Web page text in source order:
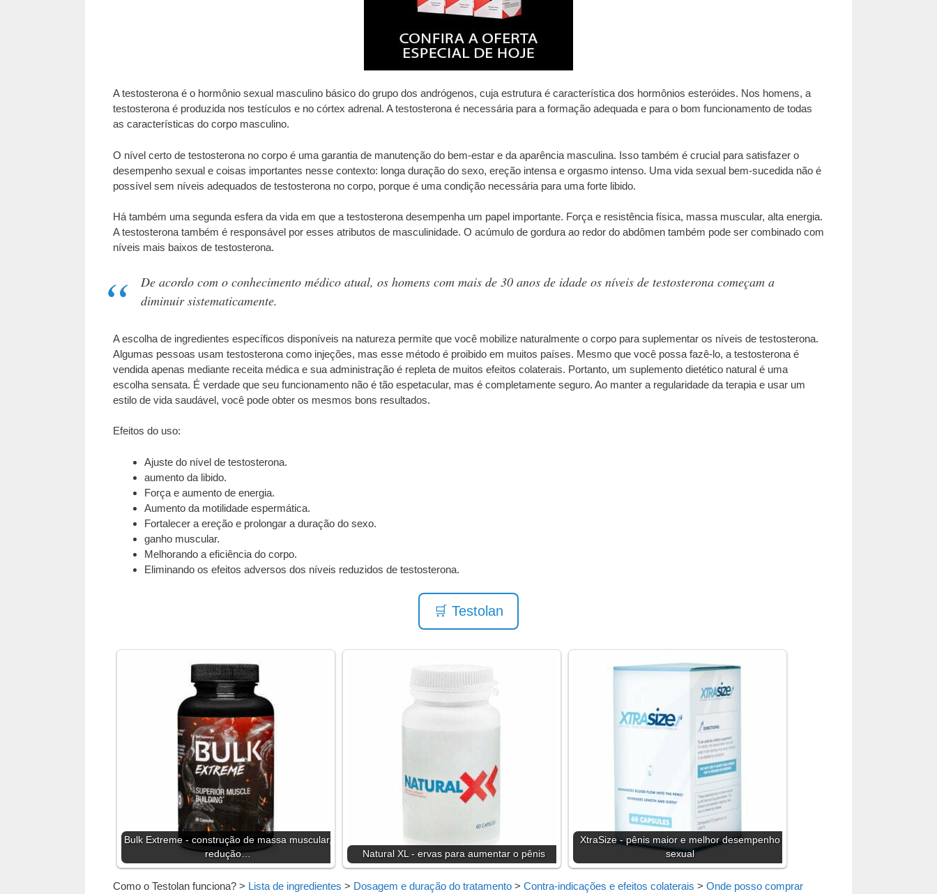
A testosterona é o hormônio sexual masculino básico do grupo dos andrógenos, cuja estrutura é característica dos hormônios esteróides. Nos homens, a
testosterona é produzida nos testículos e no córtex adrenal. A testosterona é necessária para a formação adequada e para o bom funcionamento de todas
as características do corpo masculino.
O nível certo de testosterona no corpo é uma garantia de manutenção do bem-estar e da aparência masculina. Isso também é crucial para satisfazer o
desempenho sexual e coisas importantes nesse contexto: longa duração do sexo, ereção intensa e orgasmo intenso. Uma vida sexual bem-sucedida não é
possível sem níveis adequados de testosterona no corpo, porque é uma condição necessária para uma forte libido.
Há também uma segunda esfera da vida em que a testosterona desempenha um papel importante. Força e resistência física, massa muscular, alta energia.
A testosterona também é responsável por esses atributos de masculinidade. O acúmulo de gordura ao redor do abdômen também pode ser combinado com
níveis mais baixos de testosterona.
De acordo com o conhecimento médico atual, os homens com mais de 30 anos de idade os níveis de testosterona começam a
diminuir sistematicamente.
A escolha de ingredientes específicos disponíveis na natureza permite que você mobilize naturalmente o corpo para suplementar os níveis de testosterona.
Algumas pessoas usam testosterona como injeções, mas esse método é proibido em muitos países. Mesmo que você possa fazê-lo, a testosterona é
vendida apenas mediante receita médica e sua administração é repleta de muitos efeitos colaterais. Portanto, um suplemento dietético natural é uma
escolha sensata. É verdade que seu funcionamento não é tão espetacular, mas é completamente seguro. Ao manter a regularidade da terapia e usar um
estilo de vida saudável, você pode obter os mesmos bons resultados.
Efeitos do uso:
Ajuste do nível de testosterona.
aumento da libido.
Força e aumento de energia.
Aumento da motilidade espermática.
Fortalecer a ereção e prolongar a duração do sexo.
ganho muscular.
Melhorando a eficiência do corpo.
Eliminando os efeitos adversos dos níveis reduzidos de testosterona.
🛒 Testolan
Bulk Extreme - construção de massa muscular,
redução…
Natural XL - ervas para aumentar o pênis
XtraSize - pênis maior e melhor desempenho
sexual
Como o Testolan funciona? > Lista de ingredientes > Dosagem e duração do tratamento > Contra-indicações e efeitos colaterais > Onde posso comprar